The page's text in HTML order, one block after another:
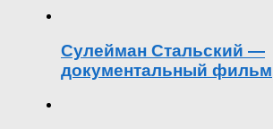
Сулейман Стальский —
документальный фильм